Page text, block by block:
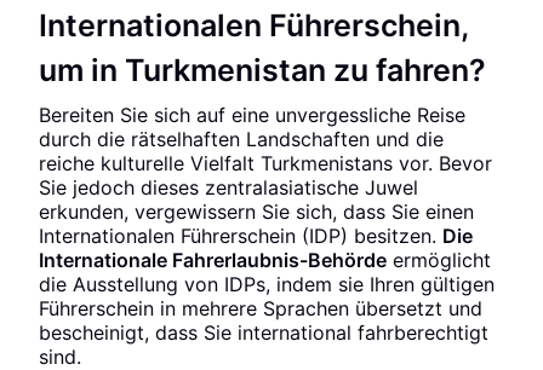
Internationalen Führerschein,
um in Turkmenistan zu fahren?
Bereiten Sie sich auf eine unvergessliche Reise
durch die rätselhaften Landschaften und die
reiche kulturelle Vielfalt Turkmenistans vor. Bevor
Sie jedoch dieses zentralasiatische Juwel
erkunden, vergewissern Sie sich, dass Sie einen
Internationalen Führerschein (IDP) besitzen. Die
Internationale Fahrerlaubnis-Behörde ermöglicht
die Ausstellung von IDPs, indem sie Ihren gültigen
Führerschein in mehrere Sprachen übersetzt und
bescheinigt, dass Sie international fahrberechtigt
sind.